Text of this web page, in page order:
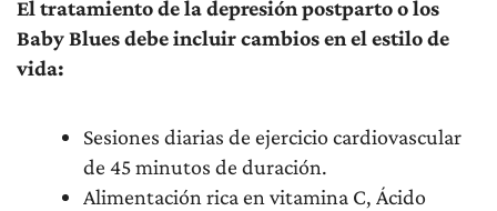
El tratamiento de la depresión postparto o los
Baby Blues debe incluir cambios en el estilo de
vida:
Sesiones diarias de ejercicio cardiovascular
de 45 minutos de duración.
Alimentación rica en vitamina C, Ácido